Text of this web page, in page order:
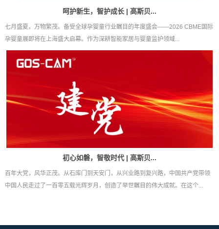
呵护新生，智护成长 | 高斯贝...
七月盛夏，万物繁茂。备受全球孕婴童行业瞩目的年度盛会——2026 CBME国际
孕婴童展即将在上海盛大启幕。作为深耕智能家居与婴童监护领域...
初心如磐，智敬时代 | 高斯贝...
百年大党，风华正茂。从石库门到天安门，从兴业路到复兴路，中国共产党带领
中国人民走过了一百零五载光辉岁月，创造了举世瞩目的伟大成就。在这个...